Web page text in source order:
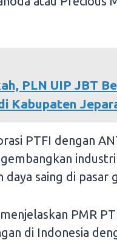
PLN UIP JBT
Kabupaten
PTFI dengan
daya saing di pasar
PMR
di Indonesia